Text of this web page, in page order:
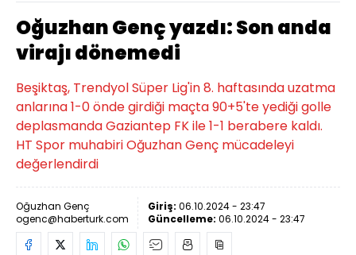
Oğuzhan Genç yazdı: Son anda
virajı dönemedi
Beşiktaş, Trendyol Süper Lig'in 8. haftasında uzatma
anlarına 1-0 önde girdiği maçta 90+5'te yediği golle
deplasmanda Gaziantep FK ile 1-1 berabere kaldı.
HT Spor muhabiri Oğuzhan Genç mücadeleyi
değerlendirdi
Oğuzhan Genç
ogenc@haberturk.com
Giriş: 06.10.2024 - 23:47
Güncelleme: 06.10.2024 - 23:47